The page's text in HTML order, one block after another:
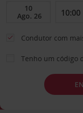
Condutor com
Tenho um código